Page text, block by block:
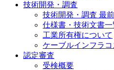
技術開発・調査
技術開発・調査 最
仕様書・技術文書一
工業所有権について
ケーブルインフラ
認定審査
受検概要